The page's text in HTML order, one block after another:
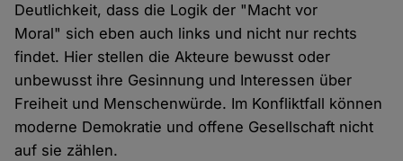
Deutlichkeit, dass die Logik der "Macht vor
Moral" sich eben auch links und nicht nur rechts
findet. Hier stellen die Akteure bewusst oder
unbewusst ihre Gesinnung und Interessen über
Freiheit und Menschenwürde. Im Konfliktfall können
moderne Demokratie und offene Gesellschaft nicht
auf sie zählen.